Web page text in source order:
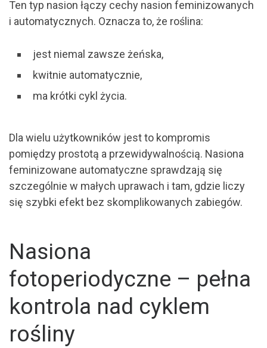
Ten typ nasion łączy cechy nasion feminizowanych
i automatycznych. Oznacza to, że roślina:
jest niemal zawsze żeńska,
kwitnie automatycznie,
ma krótki cykl życia.
Dla wielu użytkowników jest to kompromis
pomiędzy prostotą a przewidywalnością. Nasiona
feminizowane automatyczne sprawdzają się
szczególnie w małych uprawach i tam, gdzie liczy
się szybki efekt bez skomplikowanych zabiegów.
Nasiona
fotoperiodyczne – pełna
kontrola nad cyklem
rośliny